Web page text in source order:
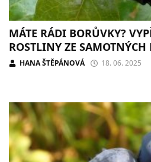
MÁTE RÁDI BORŮVKY?
ROSTLINY ZE SAMOTNÝCH
HANA ŠTĚPÁNOVÁ 18. 06. 2025